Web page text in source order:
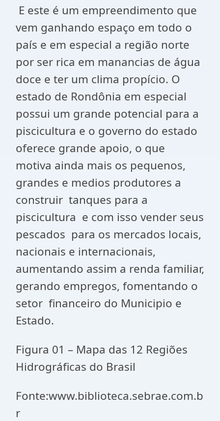
E este é um empreendimento que
vem ganhando espaço em todo o
país e em especial a região norte
por ser rica em manancias de água
doce e ter um clima propício. O
estado de Rondônia em especial
possui um grande potencial para a
piscicultura e o governo do estado
oferece grande apoio, o que
motiva ainda mais os pequenos,
grandes e medios produtores a
construir tanques para a
piscicultura e com isso vender seus
pescados para os mercados locais,
nacionais e internacionais,
aumentando assim a renda familiar,
gerando empregos, fomentando o
setor financeiro do Municipio e
Estado.
Figura 01 – Mapa das 12 Regiões
Hidrográficas do Brasil
Fonte:www.biblioteca.sebrae.com.b
r